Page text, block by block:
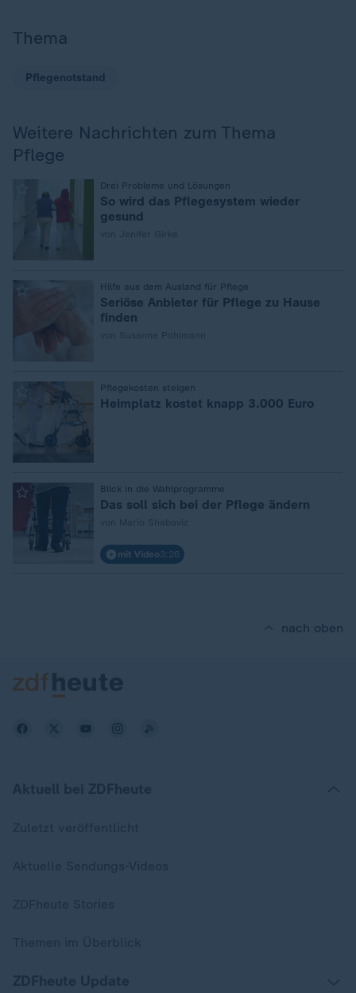
Thema
Pflegenotstand
Weitere Nachrichten zum Thema
Pflege
Drei Probleme und Lösungen
So wird das Pflegesystem wieder
gesund
Hilfe aus dem Ausland für Pflege
Seriöse Anbieter für Pflege zu Hause
finden
Pflegekosten steigen
Heimplatz kostet knapp 3.000 Euro
Blick in die Wahlprogramme
Das soll sich bei der Pflege ändern
mit Video3:26
nach oben